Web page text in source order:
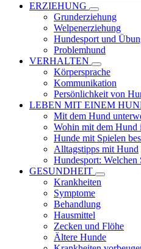
ERZIEHUNG
Grunderziehung
Welpenerziehung
Hundesport und
Problemhund
VERHALTEN
Körpersprache
Kommunikation
Persönlichkeit von
LEBEN MIT EINEM
Mit dem Hund
Wohin mit dem Hund
Hunde mit Spielen
Alltagstipps mit Hund
Hundesport: Welchen
GESUNDHEIT
Krankheiten
Symptome
Behandlung
Hausmittel
Zecken und Flöhe
Ältere Hunde